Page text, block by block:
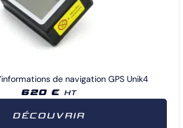
de navigation GPS Unik4
620 € HT
DÉCOUVRIR